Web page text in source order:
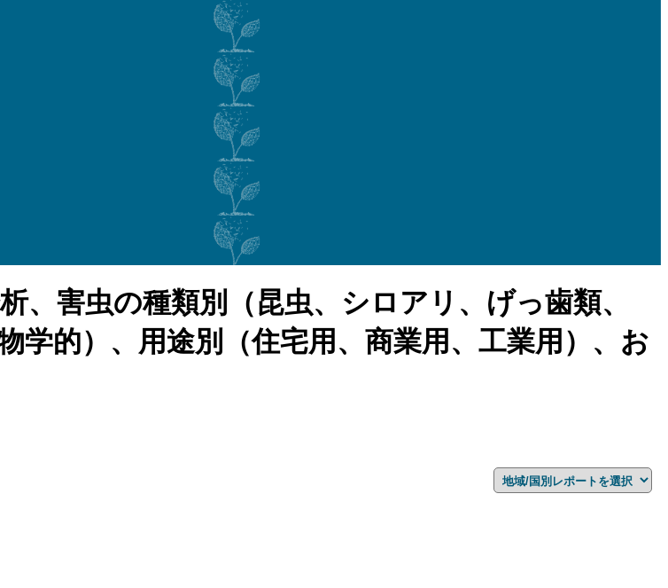
、害虫の種類別（昆虫、シロアリ、げっ歯類、
学的）、用途別（住宅用、商業用、工業用）、お